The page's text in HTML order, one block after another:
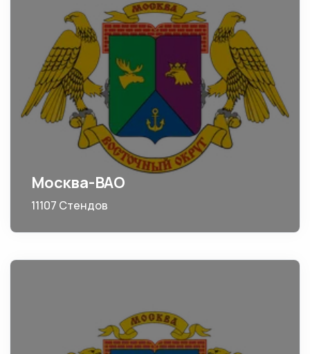
Москва-ВАО
11107 Стендов